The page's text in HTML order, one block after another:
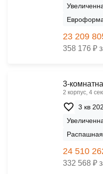
23 209
358 176 ₽
3-
2 корпус, 4
3 кв
Распашная
24 510
332 568 ₽